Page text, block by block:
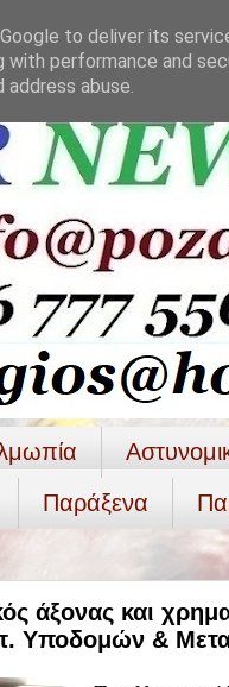
Παράξενα
άξονας και
Υποδομών &
to deliver its
with performance and
abuse.